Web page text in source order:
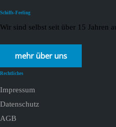
Schiffs-Feeling
Wir sind selbst seit über 15 Jahren
mehr über uns
Rechtliches
Impressum
Datenschutz
AGB